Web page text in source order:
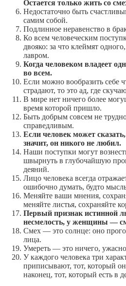
Остается только жить со
Недостаточно быть
самим собой.
Подлинное неравенство в
Ко всем человеческим
двояко: за что клеймят
лавром.
Когда человеком владеет
во всем.
Если можно вообразить себе
страдают, то это ад, где
В мире нет ничего более
время которой пришло.
Быть добрым совсем не
справедливым.
Если человек может
значит, он никого не любил.
Наши поступки могут
швырнуть в глубочайшую
деяний.
Лицо человека всегда
ошибочно думать, будто
Меняйте ваши мнения,
меняйте листья, сохраняйте
Первый признак истинной
несмелость, у женщины —
Смех — это солнце: оно
лица.
Умереть — это ничего,
У каждого человека три
приписывают, тот, который
наконец, тот, который есть в